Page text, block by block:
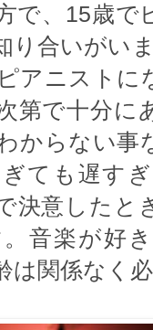
で、15歳
り合いがい
アニストに
第で十分に
からない事
ても遅す
決意したと
音楽が好
は関係なく